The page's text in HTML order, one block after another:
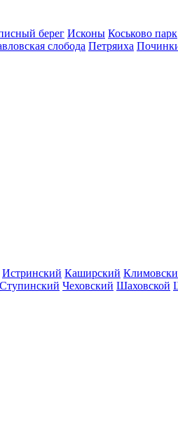
берег Исконы Коськово парк
слобода Петряиха
Истринский Каширский
Ступинский Чеховский Шаховской